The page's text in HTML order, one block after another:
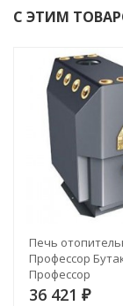
С ЭТИМ
Печь
Профессор
Профессор
36 421 ₽